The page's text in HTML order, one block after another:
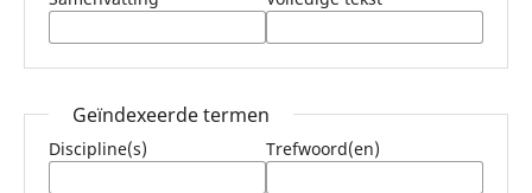
Geïndexeerde termen
Discipline(s) Trefwoord(en)